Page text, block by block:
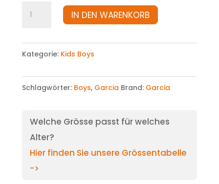
T-
Menge
IN DEN WARENKORB
Kategorie: Kids Boys
Schlagwörter: Boys, Garcia Brand: Garcia
Welche Grösse passt für welches
Alter?
Hier finden Sie unsere Grössentabelle
->